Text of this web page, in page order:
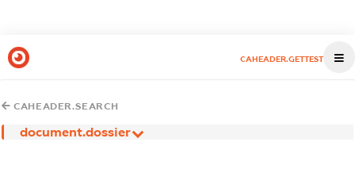
CAHEADER.GETTEST
CAHEADER.SEARCH
document.dossier